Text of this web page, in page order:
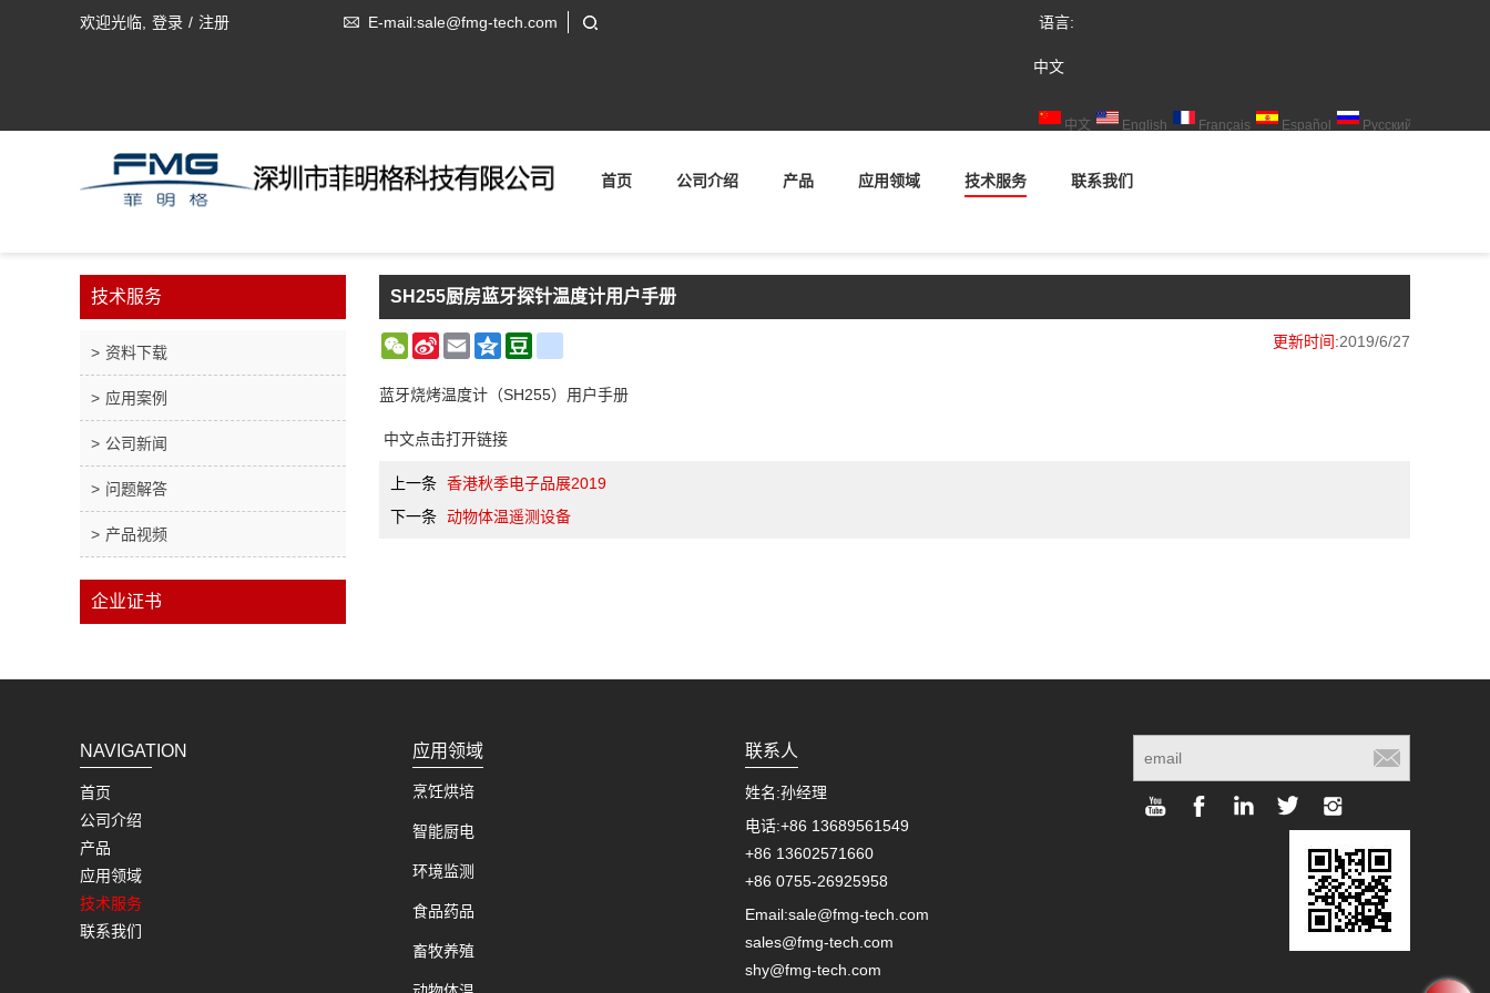
欢迎光临, 登录 / 注册 E-mail:sale@fmg-tech.com 语言:
中文
中文 English Français Español Русский
首页 公司介绍 产品 应用领域 技术服务 联系我们
技术服务
资料下载
应用案例
公司新闻
问题解答
产品视频
企业证书
SH255厨房蓝牙探针温度计用户手册
WeChat
Sina
Weibo
Email Qzone 更新时间:2019/6/27
蓝牙烧烤温度计（SH255）用户手册
中文点击打开链接
上一条 香港秋季电子品展2019
下一条 动物体温遥测设备
NAVIGATION
首页
公司介绍
产品
应用领域
技术服务
联系我们
应用领域
烹饪烘培
智能厨电
环境监测
食品药品
畜牧养殖
联系人
姓名:孙经理
电话:+86 13689561549
+86 13602571660
+86 0755-26925958
Email:sale@fmg-tech.com
sales@fmg-tech.com
shy@fmg-tech.com